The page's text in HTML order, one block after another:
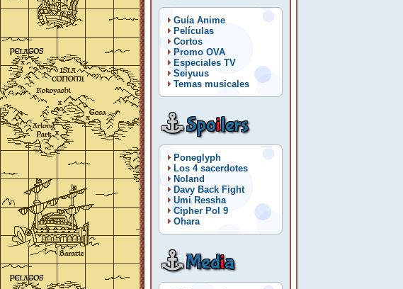
Guía Anime
Películas
Cortos
Promo OVA
Especiales TV
Seiyuus
Temas musicales
Spoilers
Poneglyph
Los 4 sacerdotes
Noland
Davy Back Fight
Umi Ressha
Cipher Pol 9
Ohara
Media